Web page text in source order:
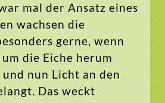
mal der Ansatz eines
wachsen die
gerne, wenn
die Eiche herum
nun Licht an den
Das weckt